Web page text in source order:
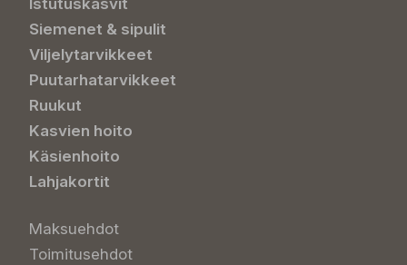
Istutuskasvit
Siemenet & sipulit
Viljelytarvikkeet
Puutarhatarvikkeet
Ruukut
Kasvien hoito
Käsienhoito
Lahjakortit
Maksuehdot
Toimitusehdot